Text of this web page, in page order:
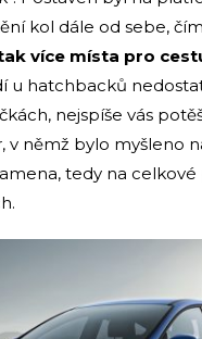
kol dále od sebe,
více místa pro
u hatchbacků
nejspíše vás
v němž bylo myšleno
tedy na